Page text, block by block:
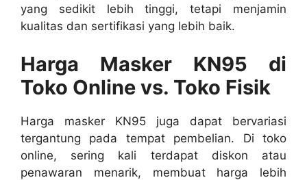
yang sedikit lebih tinggi, tetapi menjamin
kualitas dan sertifikasi yang lebih baik.
Harga Masker KN95 di
Toko Online vs. Toko Fisik
Harga masker KN95 juga dapat bervariasi
tergantung pada tempat pembelian. Di toko
online, sering kali terdapat diskon atau
penawaran menarik, membuat harga lebih